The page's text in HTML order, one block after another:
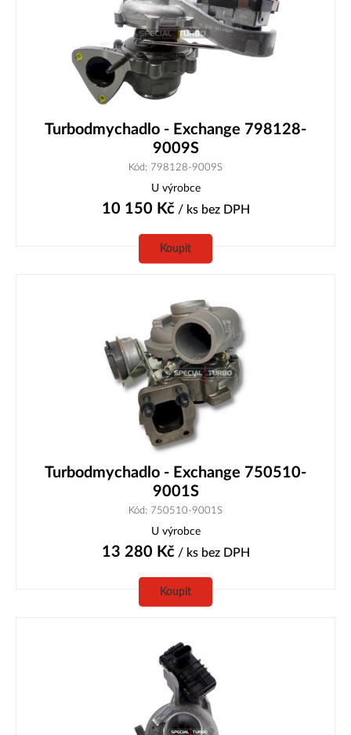
Turbodmychadlo - Exchange 798128-
9009S
Kód: 798128-9009S
U výrobce
10 150 Kč/ ks bez DPH
Koupit
Turbodmychadlo - Exchange 750510-
9001S
Kód: 750510-9001S
U výrobce
13 280 Kč/ ks bez DPH
Koupit